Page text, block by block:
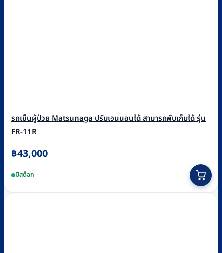
รถเข็นผู้ป่วย Matsunaga ปรับเอนนอนได้ สามารถพับเก็บได้ รุ่น
FR-11R
฿43,000
มีสต็อก
product
has